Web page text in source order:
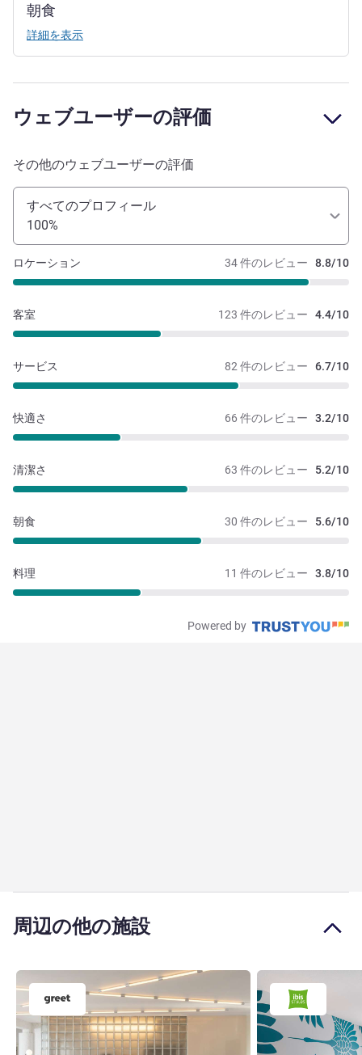
朝食
詳細を表示
ウェブユーザーの評価
その他のウェブユーザーの評価
すべてのプロフィール
100%
34 件のレビュー 8.8/10
ロケーション
123 件のレビュー 4.4/10
客室
82 件のレビュー 6.7/10
サービス
66 件のレビュー 3.2/10
快適さ
63 件のレビュー 5.2/10
清潔さ
30 件のレビュー 5.6/10
朝食
11 件のレビュー 3.8/10
料理
Powered by
周辺の他の施設